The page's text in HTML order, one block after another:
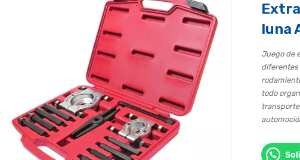
luna
Juego de
diferentes
todo